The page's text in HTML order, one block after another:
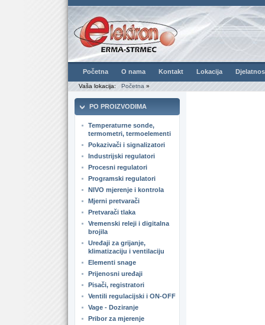
Početna O nama Kontakt Lokacija
Vaša lokacija: Početna »
PO PROIZVODIMA
Temperaturne sonde,
termometri, termoelementi
Pokazivači i signalizatori
Industrijski regulatori
Procesni regulatori
Programski regulatori
NIVO mjerenje i kontrola
Mjerni pretvarači
Pretvarači tlaka
Vremenski releji i digitalna
brojila
Uređaji za grijanje,
klimatizaciju i ventilaciju
Elementi snage
Prijenosni uređaji
Pisači, registratori
Ventili regulacijski i ON-OFF
Vage - Doziranje
Pribor za mjerenje